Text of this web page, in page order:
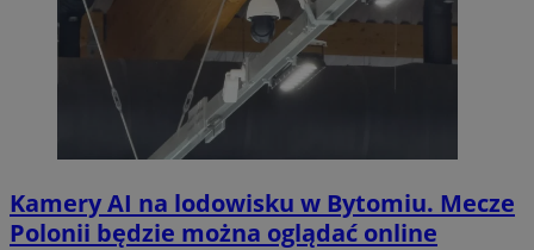
Kamery AI na lodowisku w Bytomiu. Mecze
Polonii będzie można oglądać online